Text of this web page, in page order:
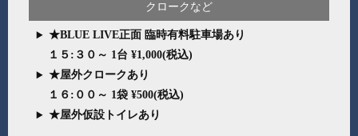
クロークなど
★BLUE LIVE正面 臨時有料駐車場あり
１５:３０～ 1台 ¥1,000(税込)
★屋外クロークあり
１６:００～ 1袋 ¥500(税込)
★屋外仮設トイレあり